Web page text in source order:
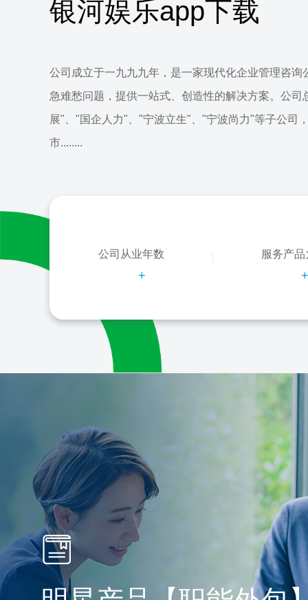
银河娱乐app下载
公司成立于一九九九年，是一家现代化企业管理咨询
急难愁问题，提供一站式、创造性的解决方案。公
展"、"国企人力"、"宁波立生"、"宁波尚力"等子公司
市........
公司从业年数
+
服务产